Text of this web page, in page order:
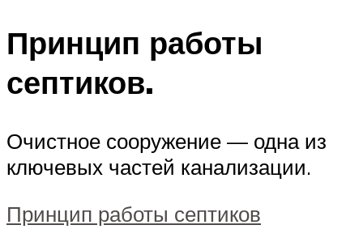
Принцип работы
септиков.
Очистное сооружение — одна из
ключевых частей канализации.
Принцип работы септиков